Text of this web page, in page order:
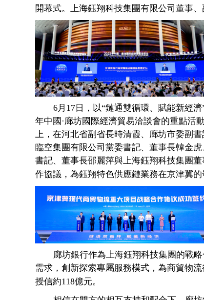
開幕式。上海鈺翔科技集團有限公司董事、
6月17日，以“鏈通雙循環、賦能新經
年中國·廊坊國際經濟貿易洽談會的重點活
上，在河北省副省長時清霞、廊坊市委副
臨空集團有限公司黨委書記、董事長韓金
書記、董事長邵麗萍與上海鈺翔科技集團
作協議，為鈺翔特色供應鏈業務在京津冀的
廊坊銀行作為上海鈺翔科技集團的戰
需求，創新探索專屬服務模式，為商貿物
授信約118億元。